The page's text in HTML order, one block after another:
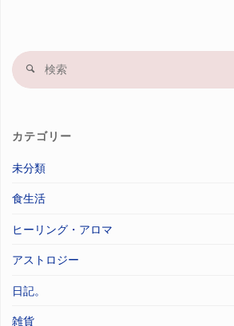
検
カテゴリー
未分類
食生活
ヒーリング・アロマ
アストロジー
日記。
雑貨